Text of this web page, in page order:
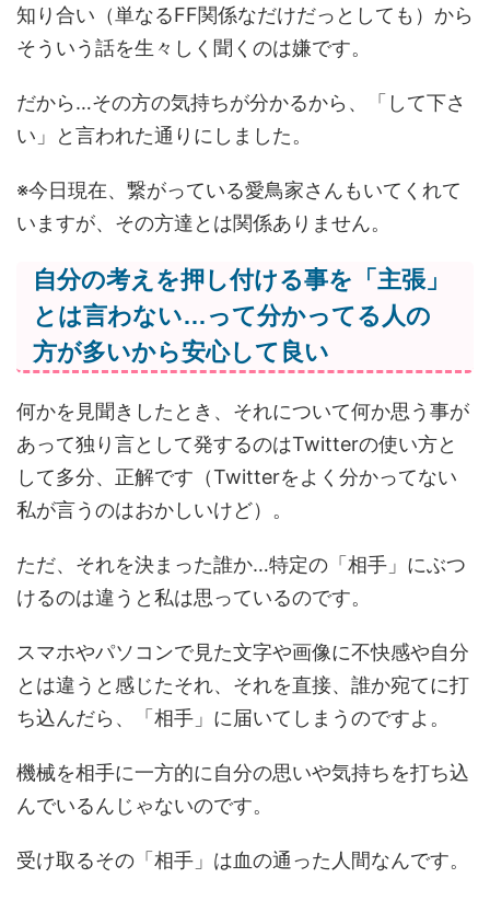
知り合い（単なるFF関係なだけだっとしても）から
そういう話を生々しく聞くのは嫌です。
だから…その方の気持ちが分かるから、「して下さ
い」と言われた通りにしました。
※今日現在、繋がっている愛鳥家さんもいてくれて
いますが、その方達とは関係ありません。
自分の考えを押し付ける事を「主張」
とは言わない…って分かってる人の
方が多いから安心して良い
何かを見聞きしたとき、それについて何か思う事が
あって独り言として発するのはTwitterの使い方と
して多分、正解です（Twitterをよく分かってない
私が言うのはおかしいけど）。
ただ、それを決まった誰か…特定の「相手」にぶつ
けるのは違うと私は思っているのです。
スマホやパソコンで見た文字や画像に不快感や自分
とは違うと感じたそれ、それを直接、誰か宛てに打
ち込んだら、「相手」に届いてしまうのですよ。
機械を相手に一方的に自分の思いや気持ちを打ち込
んでいるんじゃないのです。
受け取るその「相手」は血の通った人間なんです。